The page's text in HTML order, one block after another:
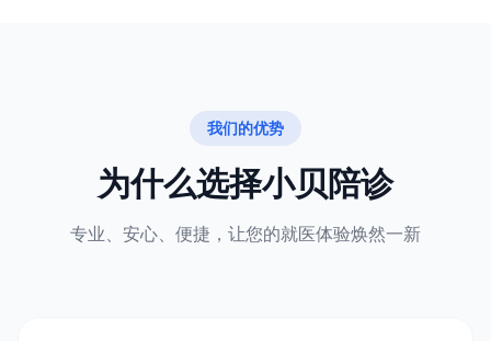
我们的优势
为什么选择小贝陪诊
专业、安心、便捷，让您的就医体验焕然一新